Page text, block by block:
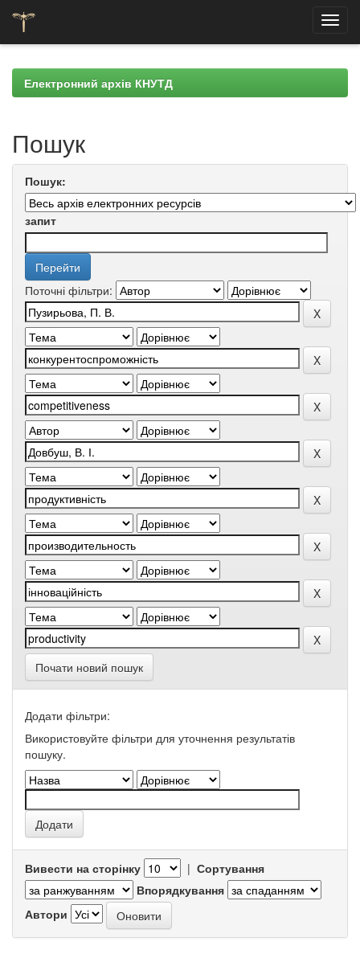
navigationЕлектронний архів КНУТД
Пошук
Пошук:
запит
Поточні фільтри:
Почати новий пошук
Додати фільтри:
Використовуйте фільтри для уточнення результатів
пошуку.
Вивести на сторінку | Сортування
Впорядкування
Автори